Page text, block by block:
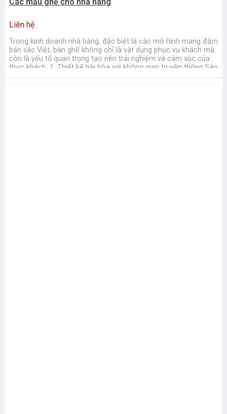
Liên hệ
Trong kinh doanh nhà hàng, đặc biệt là các mô hình mang đậm
bản sắc Việt, bàn ghế không chỉ là vật dụng phục vụ khách mà
còn là yếu tố quan trọng tạo nên trải nghiệm và cảm xúc của
thực khách. 1. Thiết kế hài hòa với không gian truyền thống Sản